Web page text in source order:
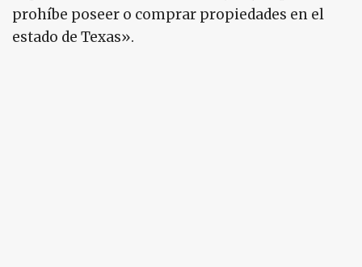
prohíbe poseer o comprar propiedades en el
estado de Texas».